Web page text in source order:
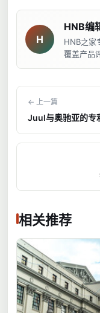
H
HNB编
HNB之家
覆盖产品
← 上一篇
Juul与奥驰亚的专
相关推荐